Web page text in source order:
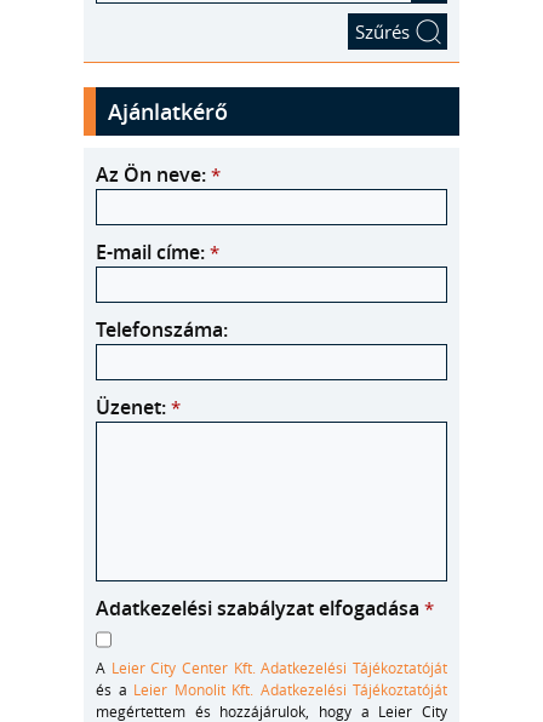
Ajánlatkérő
Az Ön neve: *
E-mail címe: *
Telefonszáma:
Üzenet: *
Adatkezelési szabályzat elfogadása *
A Leier City Center Kft. Adatkezelési Tájékoztatóját
és a Leier Monolit Kft. Adatkezelési Tájékoztatóját
megértettem és hozzájárulok, hogy a Leier City